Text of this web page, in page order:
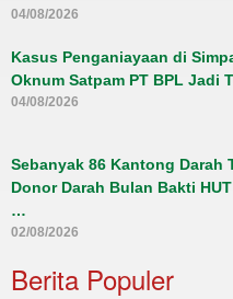
04/08/2026
Kasus Penganiayaan di
Oknum Satpam PT BPL Jadi
04/08/2026
Sebanyak 86 Kantong Darah
Donor Darah Bulan Bakti
…
02/08/2026
Berita Populer